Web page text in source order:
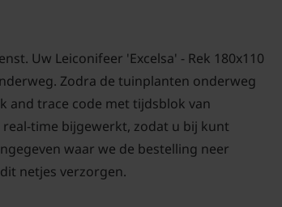
Uw Leiconifeer 'Excelsa' - Rek 180x110
Zodra de tuinplanten onderweg
and trace code met tijdsblok van
time bijgewerkt, zodat u bij kunt
waar we de bestelling neer
netjes verzorgen.